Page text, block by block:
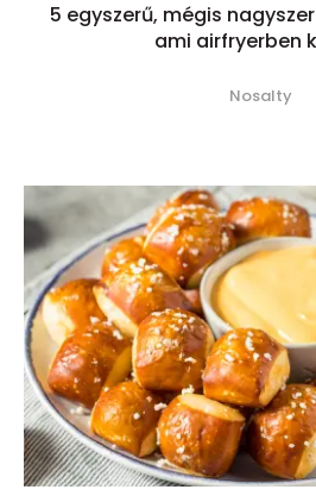
5 egyszerű, mégis
ami airfryerben
Nosalty